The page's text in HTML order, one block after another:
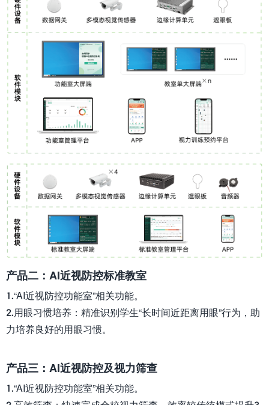
产品二：AI近视防控标准教室
1.“AI近视防控功能室”相关功能。
2.用眼习惯培养：精准识别学生“长时间近距离用眼”行为，助
力培养良好的用眼习惯。
产品三：AI近视防控及视力筛查
1.“AI近视防控功能室”相关功能。